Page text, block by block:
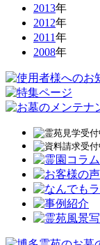
2013年
2012年
2011年
2008年